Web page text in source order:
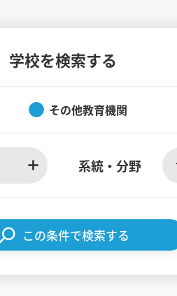
学校を検索する
その他教育機関
系統・分野
この条件で検索する